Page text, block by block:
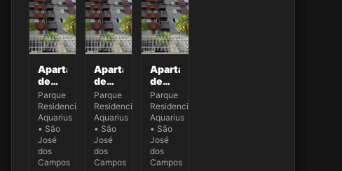
Apartamento
de
132,87
m² no
Ed.
New
York -
Apto
43
Parque
Residencial
Aquarius
• São
José
dos
Campos
Apartamento
de
132,87
m² no
Ed.
New
York -
Apto
22
Parque
Residencial
Aquarius
• São
José
dos
Campos
Apartamento
de
132,87
m² no
Ed.
New
York -
Apto
61
Parque
Residencial
Aquarius
• São
José
dos
Campos